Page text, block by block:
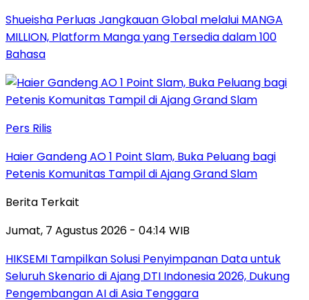
Shueisha Perluas Jangkauan Global melalui MANGA
MILLION, Platform Manga yang Tersedia dalam 100
Bahasa
Pers Rilis
Haier Gandeng AO 1 Point Slam, Buka Peluang bagi
Petenis Komunitas Tampil di Ajang Grand Slam
Berita Terkait
Jumat, 7 Agustus 2026 - 04:14 WIB
HIKSEMI Tampilkan Solusi Penyimpanan Data untuk
Seluruh Skenario di Ajang DTI Indonesia 2026, Dukung
Pengembangan AI di Asia Tenggara